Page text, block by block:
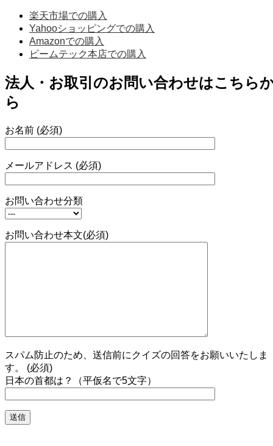
楽天市場での購入
Yahooショッピングでの購入
Amazonでの購入
ビームテック本店での購入
法人・お取引のお問い合わせはこちら
ら
お名前 (必須)
メールアドレス (必須)
お問い合わせ分類
お問い合わせ本文(必須)
スパム防止のため、送信前にクイズの回答をお願いいたしま
す。 (必須)
日本の首都は？（平仮名で5文字）